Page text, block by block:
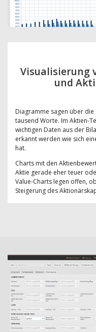
Visualisierung
und
Diagramme sagen über
tausend Worte. Im Aktien-
wichtigen Daten aus der
erkannt werden wie sich
hat.
Charts mit den
Aktie gerade eher teuer
Value-Charts legen offen,
Steigerung des